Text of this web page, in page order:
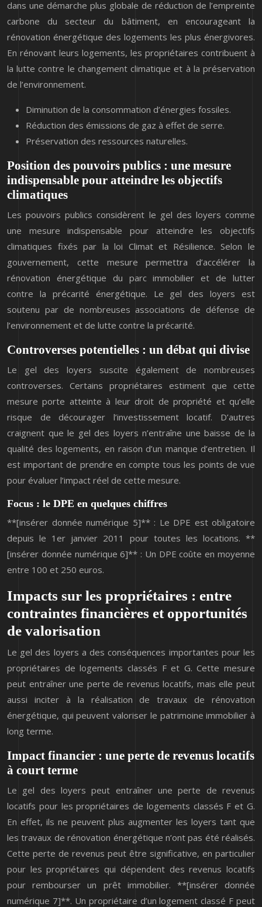
dans une démarche plus globale de réduction de l’empreinte
carbone du secteur du bâtiment, en encourageant la
rénovation énergétique des logements les plus énergivores.
En rénovant leurs logements, les propriétaires contribuent à
la lutte contre le changement climatique et à la préservation
de l’environnement.
Diminution de la consommation d’énergies fossiles.
Réduction des émissions de gaz à effet de serre.
Préservation des ressources naturelles.
Position des pouvoirs publics : une mesure
indispensable pour atteindre les objectifs
climatiques
Les pouvoirs publics considèrent le gel des loyers comme
une mesure indispensable pour atteindre les objectifs
climatiques fixés par la loi Climat et Résilience. Selon le
gouvernement, cette mesure permettra d’accélérer la
rénovation énergétique du parc immobilier et de lutter
contre la précarité énergétique. Le gel des loyers est
soutenu par de nombreuses associations de défense de
l’environnement et de lutte contre la précarité.
Controverses potentielles : un débat qui divise
Le gel des loyers suscite également de nombreuses
controverses. Certains propriétaires estiment que cette
mesure porte atteinte à leur droit de propriété et qu’elle
risque de décourager l’investissement locatif. D’autres
craignent que le gel des loyers n’entraîne une baisse de la
qualité des logements, en raison d’un manque d’entretien. Il
est important de prendre en compte tous les points de vue
pour évaluer l’impact réel de cette mesure.
Focus : le DPE en quelques chiffres
**[insérer donnée numérique 5]** : Le DPE est obligatoire
depuis le 1er janvier 2011 pour toutes les locations. **
[insérer donnée numérique 6]** : Un DPE coûte en moyenne
entre 100 et 250 euros.
Impacts sur les propriétaires : entre
contraintes financières et opportunités
de valorisation
Le gel des loyers a des conséquences importantes pour les
propriétaires de logements classés F et G. Cette mesure
peut entraîner une perte de revenus locatifs, mais elle peut
aussi inciter à la réalisation de travaux de rénovation
énergétique, qui peuvent valoriser le patrimoine immobilier à
long terme.
Impact financier : une perte de revenus locatifs
à court terme
Le gel des loyers peut entraîner une perte de revenus
locatifs pour les propriétaires de logements classés F et G.
En effet, ils ne peuvent plus augmenter les loyers tant que
les travaux de rénovation énergétique n’ont pas été réalisés.
Cette perte de revenus peut être significative, en particulier
pour les propriétaires qui dépendent des revenus locatifs
pour rembourser un prêt immobilier. **[insérer donnée
numérique 7]**. Un propriétaire d’un logement classé F peut